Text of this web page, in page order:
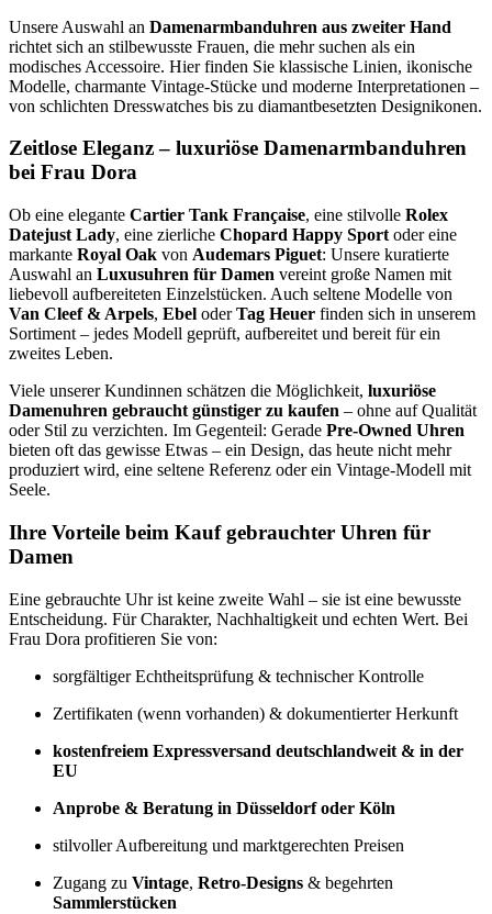
Unsere Auswahl an Damenarmbanduhren aus zweiter Hand
richtet sich an stilbewusste Frauen, die mehr suchen als ein
modisches Accessoire. Hier finden Sie klassische Linien, ikonische
Modelle, charmante Vintage-Stücke und moderne Interpretationen –
von schlichten Dresswatches bis zu diamantbesetzten Designikonen.
Zeitlose Eleganz – luxuriöse Damenarmbanduhren
bei Frau Dora
Ob eine elegante Cartier Tank Française, eine stilvolle Rolex
Datejust Lady, eine zierliche Chopard Happy Sport oder eine
markante Royal Oak von Audemars Piguet: Unsere kuratierte
Auswahl an Luxusuhren für Damen vereint große Namen mit
liebevoll aufbereiteten Einzelstücken. Auch seltene Modelle von
Van Cleef & Arpels, Ebel oderTag Heuer finden sich in unserem
Sortiment – jedes Modell geprüft, aufbereitet und bereit für ein
zweites Leben.
Viele unserer Kundinnen schätzen die Möglichkeit, luxuriöse
Damenuhren gebraucht günstiger zu kaufen – ohne auf Qualität
oder Stil zu verzichten. Im Gegenteil: Gerade Pre-Owned Uhren
bieten oft das gewisse Etwas – ein Design, das heute nicht mehr
produziert wird, eine seltene Referenz oder ein Vintage-Modell mit
Seele.
Ihre Vorteile beim Kauf gebrauchter Uhren für
Damen
Eine gebrauchte Uhr ist keine zweite Wahl – sie ist eine bewusste
Entscheidung. Für Charakter, Nachhaltigkeit und echten Wert. Bei
Frau Dora profitieren Sie von:
sorgfältiger Echtheitsprüfung & technischer Kontrolle
Zertifikaten (wenn vorhanden) & dokumentierter Herkunft
kostenfreiem Expressversand deutschlandweit & in der
EU
Anprobe & Beratung in Düsseldorf oder Köln
stilvoller Aufbereitung und marktgerechten Preisen
Zugang zu Vintage, Retro-Designs & begehrten
Sammlerstücken